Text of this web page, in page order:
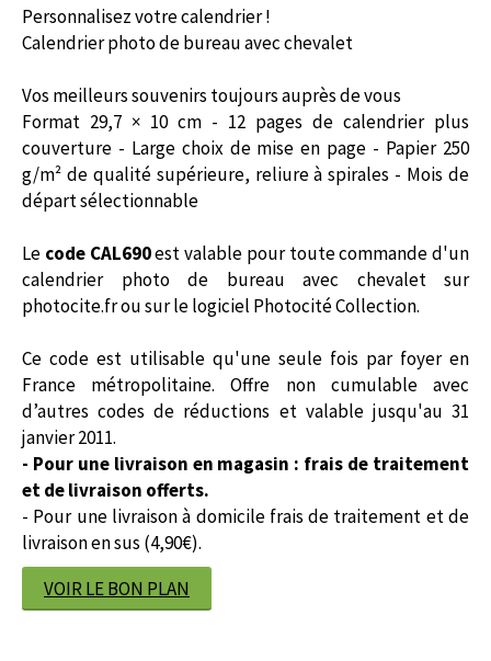
Personnalisez votre calendrier !
Calendrier photo de bureau avec chevalet
Vos meilleurs souvenirs toujours auprès de vous
Format 29,7 × 10 cm - 12 pages de calendrier plus
couverture - Large choix de mise en page - Papier 250
g/m² de qualité supérieure, reliure à spirales - Mois de
départ sélectionnable
Le code CAL690est valable pour toute commande d'un
calendrier photo de bureau avec chevalet sur
photocite.fr ou sur le logiciel Photocité Collection.
Ce code est utilisable qu'une seule fois par foyer en
France métropolitaine. Offre non cumulable avec
d’autres codes de réductions et valable jusqu'au 31
janvier 2011.
- Pour une livraison en magasin : frais de traitement
et de livraison offerts.
- Pour une livraison à domicile frais de traitement et de
livraison en sus (4,90€).
VOIR LE BON PLAN